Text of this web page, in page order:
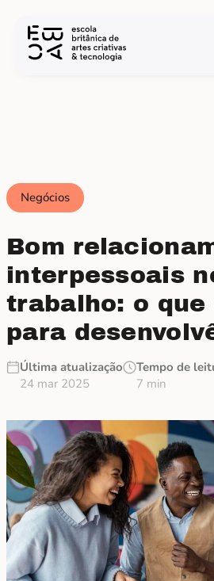
Negócios
Bom
interpessoais
trabalho: o que
para
Última atualização
24 mar 2025
Tempo de
7 min